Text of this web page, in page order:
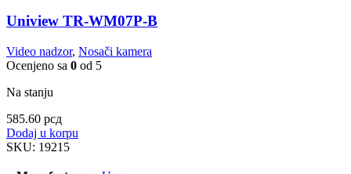
Uniview TR-WM07P-B
Video nadzor, Nosači kamera
Ocenjeno sa 0 od 5
Na stanju
585.60 рсд
Dodaj u korpu
SKU: 19215